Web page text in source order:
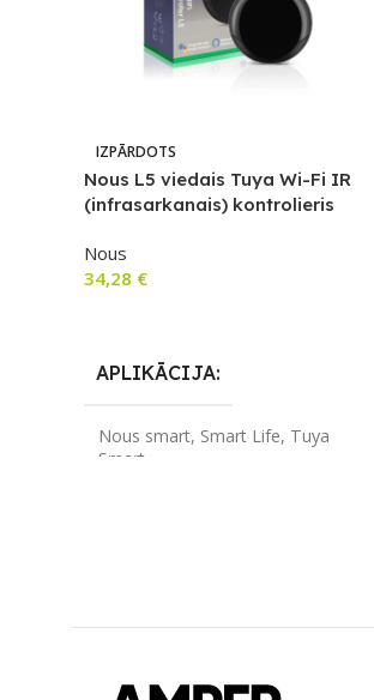
IZPĀRDOTS
Nous L5 viedais Tuya Wi-Fi IR
(infrasarkanais) kontrolieris
Nous
34,28 €
APLIKĀCIJA
Nous smart, Smart Life, Tuya
Smart